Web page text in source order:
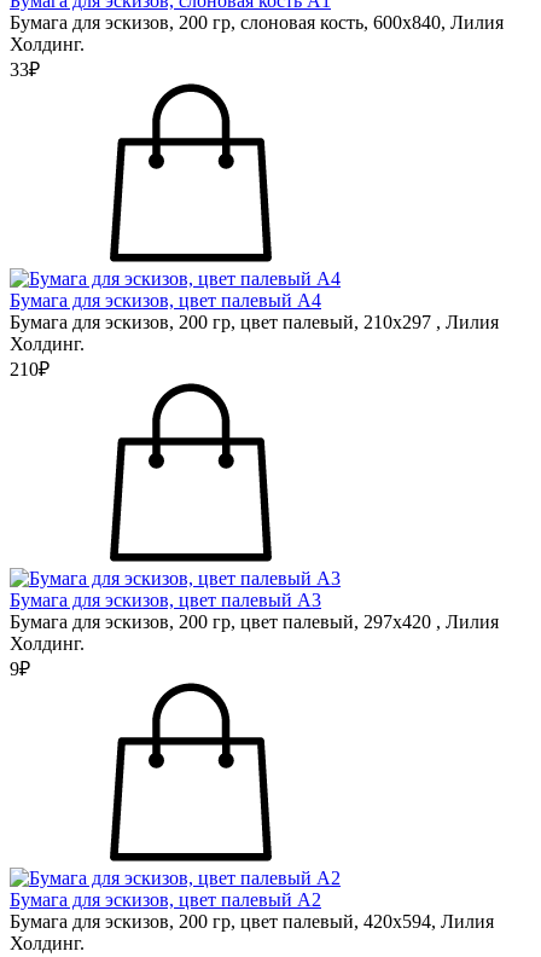
Бумага для эскизов, 200 гр, слоновая кость, 600х840, Лилия
Холдинг.
33₽
Бумага для эскизов, цвет палевый А4
Бумага для эскизов, 200 гр, цвет палевый, 210х297 , Лилия
Холдинг.
210₽
Бумага для эскизов, цвет палевый А3
Бумага для эскизов, 200 гр, цвет палевый, 297х420 , Лилия
Холдинг.
9₽
Бумага для эскизов, цвет палевый А2
Бумага для эскизов, 200 гр, цвет палевый, 420х594, Лилия
Холдинг.